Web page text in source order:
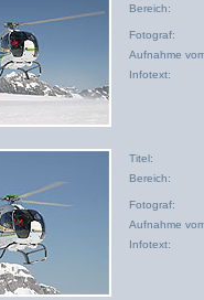
Bereich:
Fotograf:
Aufnahme
Infotext:
Titel:
Bereich:
Fotograf:
Aufnahme
Infotext: